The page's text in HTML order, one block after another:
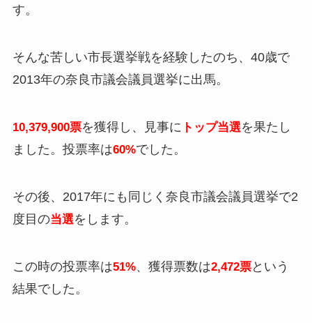
す。
そんな苦しい市長選挙戦を経験したのち、40歳で
2013年の奈良市議会議員選挙に出馬。
10,379,900票を獲得し、見事に トップ当選を果たし
ました。投票率は60%でした。
その後、2017年にも同じく奈良市議会議員選挙で2
度目の当選をします。
この時の投票率は51%、獲得票数は2,472票という
結果でした。